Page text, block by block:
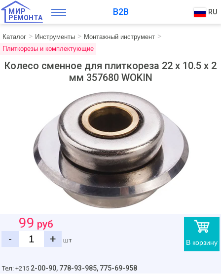
МИР
РЕМОНТА
B2B RU
Каталог Инструменты
Монтажный инструмент
Плиткорезы и комплектующие
Колесо сменное для плиткореза 22 х 10.5 х 2
мм 357680 WOKIN
В корзину
99 руб
-
+ шт
Тел: +215 2-00-90, 778-93-985, 775-69-958